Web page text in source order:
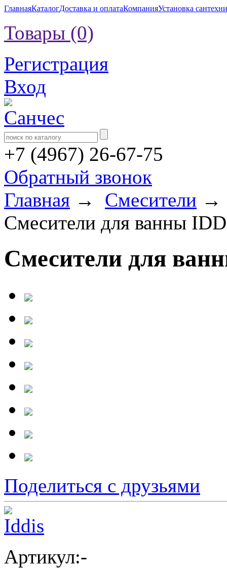
ГлавнаяКаталогДоставка и оплатаКомпанияУстановка
Товары (0)
Регистрация
Вход
+7 (4967) 26-67-75
Обратный звонок
Главная → Смесители
Смесители для ванны
Смесители для
Поделиться с друзьями
Артикул:-